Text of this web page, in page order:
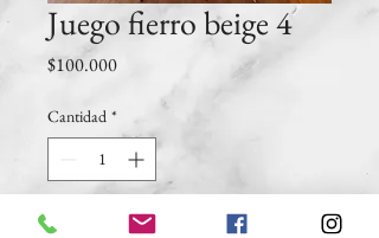
Juego fierro beige 4
$100.000Precio
Cantidad *
Agregar al carrito